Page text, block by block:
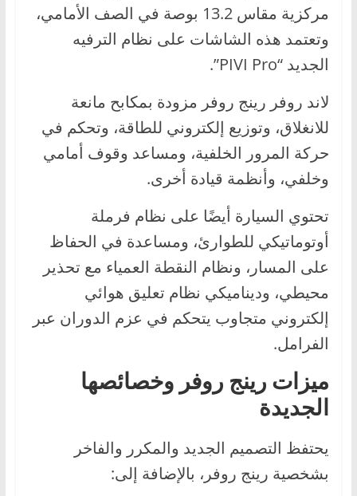
مركزية مقاس 13.2 بوصة في الصف الأمامي،
وتعتمد هذه الشاشات على نظام الترفيه
الجديد “PIVI Pro”.
لاند روفر رينج روفر مزودة بمكابح مانعة
للانغلاق، وتوزيع إلكتروني للطاقة، وتحكم في
حركة المرور الخلفية، ومساعد وقوف أمامي
وخلفي، وأنظمة قيادة أخرى.
تحتوي السيارة أيضًا على نظام فرملة
أوتوماتيكي للطوارئ، ومساعدة في الحفاظ
على المسار، ونظام النقطة العمياء مع تحذير
محيطي، وديناميكي نظام تعليق هوائي
إلكتروني متجاوب يتحكم في عزم الدوران عبر
الفرامل.
ميزات رينج روفر وخصائصها
الجديدة
يحتفظ التصميم الجديد والمكرر والفاخر
بشخصية رينج روفر، بالإضافة إلى: